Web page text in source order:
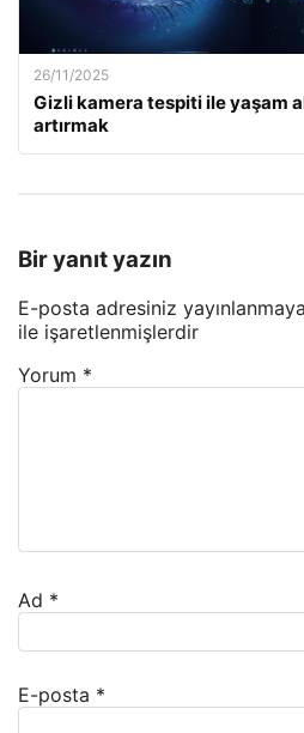
26/11/2025
Gizli kamera tespiti ile yaşam
artırmak
Bir yanıt yazın
E-posta adresiniz
ile işaretlenmişlerdir
Yorum *
Ad *
E-posta *